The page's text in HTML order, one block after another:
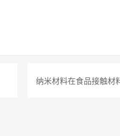
纳米材料在食品接触材